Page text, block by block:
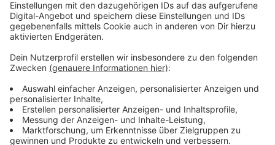
Anzeige
Vorstellen brauchen wir ihn euch nicht. Seit 2003
treibt Jürgen Bangert nun als "Elvis Eifel" seine Späße
am Telefon mit seinen Hörerinnen und Hörern im Radio.
Aber selbst seine 'Opfer' müssen am Ende mit lachen -
wenn auch nicht immer. Und weil ihr nicht genug von
ihm bekommen könnt, ist Elvis nun unter die Podcaster